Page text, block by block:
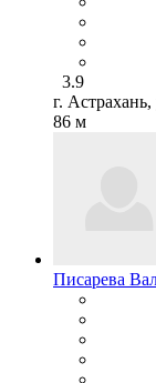
3.9
г.
86 м
Писарева